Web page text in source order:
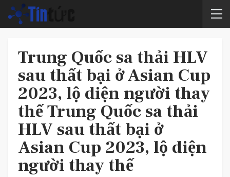
Trung Quốc sa thải HLV
sau thất bại ở Asian Cup
2023, lộ diện người thay
thế Trung Quốc sa thải
HLV sau thất bại ở
Asian Cup 2023, lộ diện
người thay thế